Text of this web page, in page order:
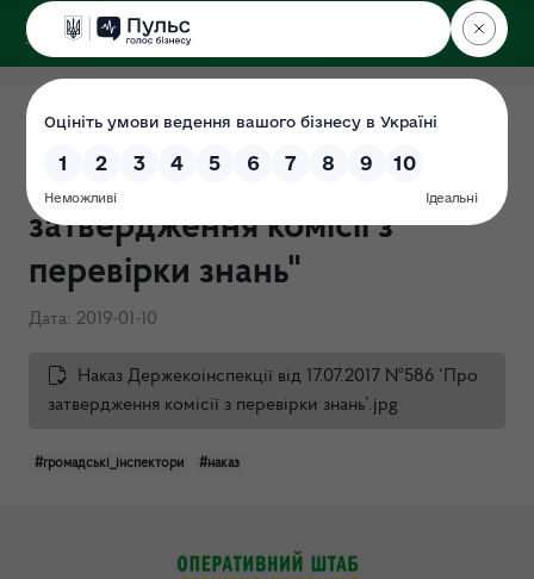
ДЕРЖЕКОІНСПЕКЦІЯ
Наказ Держекоінспекції від
17.07.2017 №586 "Про
затвердження комісії з
перевірки знань"
Дата: 2019-01-10
Наказ Держекоінспекції від 17.07.2017 №586 ‘Про
затвердження комісії з перевірки знань’.jpg
#громадські_інспектори #наказ